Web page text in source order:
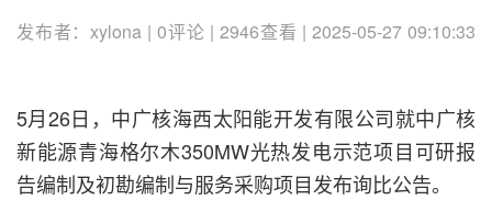
发布者：xylona | 0评论 | 2946查看 | 2025-05-27 09:10:33
5月26日，中广核海西太阳能开发有限公司就中广核
新能源青海格尔木350MW光热发电示范项目可研报
告编制及初勘编制与服务采购项目发布询比公告。